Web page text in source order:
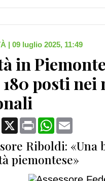
| 09 luglio 2025, 11:49
in
posti nei
Facebook
X Print WhatsApp
Riboldi: «Una
piemontese»